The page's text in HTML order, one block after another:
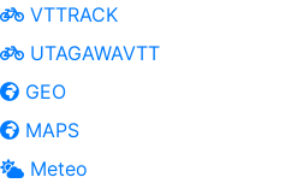
VTTRACK
UTAGAWAVTT
GEO
MAPS
Meteo